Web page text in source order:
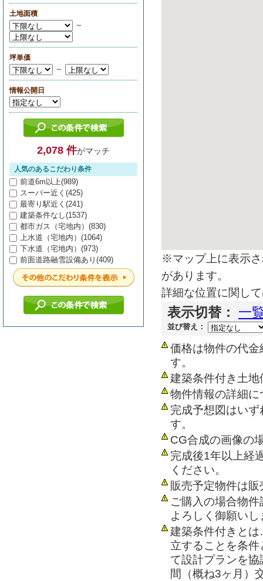
※マップ上に表示
があります。
詳細な位置に関し
表示切替： 一
並び替え：
価格は物件の代
す。
建築条件付き土
物件情報の詳細
完成予想図はい
す。
CG合成の画像の
完成後1年以上経
ください。
販売予定物件は
ご購入の場合物
よろしく御願いし
建築条件付きと
立することを条
て設計プランを
間（概ね3ヶ月）
土地面積
～
坪単価
～
情報公開日
2,078 件がマッチ
人気のあるこだわり条件
前道6m以上(989)
スーパー近く(425)
最寄り駅近く(241)
建築条件なし(1537)
都市ガス（宅地内）(830)
上水道（宅地内）(1064)
下水道（宅地内）(973)
前面道路融雪設備あり(409)